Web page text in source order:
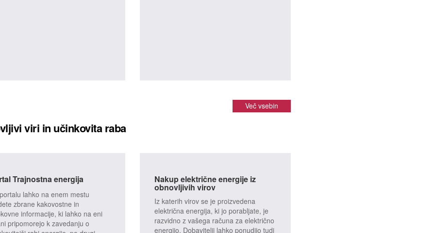
Več vsebin
viri in učinkovita raba
Trajnostna energija
lahko na enem mestu
zbrane kakovostne in
informacije, ki lahko na eni
pripomorejo k zavedanju o
Nakup električne energije iz
obnovljivih virov
Iz katerih virov se je proizvedena
električna energija, ki jo porabljate, je
razvidno z vašega računa za električno
energijo. Dobavitelji lahko ponudijo tudi